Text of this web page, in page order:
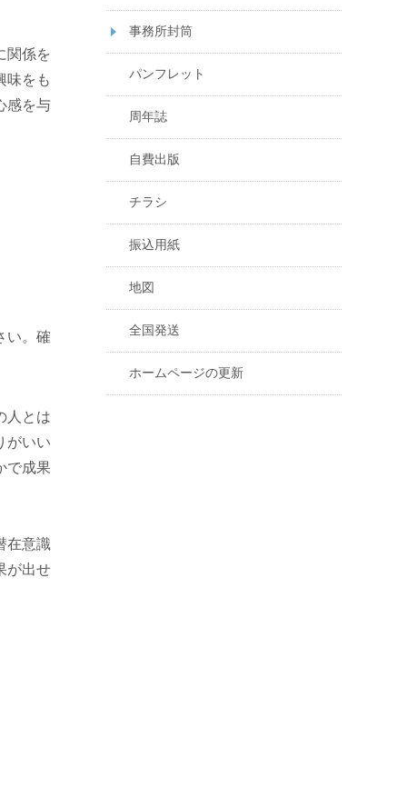
関係を
味をも
感を与
い。確
人とは
がいい
で成果
在意識
が出せ
事務所封筒
パンフレット
周年誌
自費出版
チラシ
振込用紙
地図
全国発送
ホームページの更新